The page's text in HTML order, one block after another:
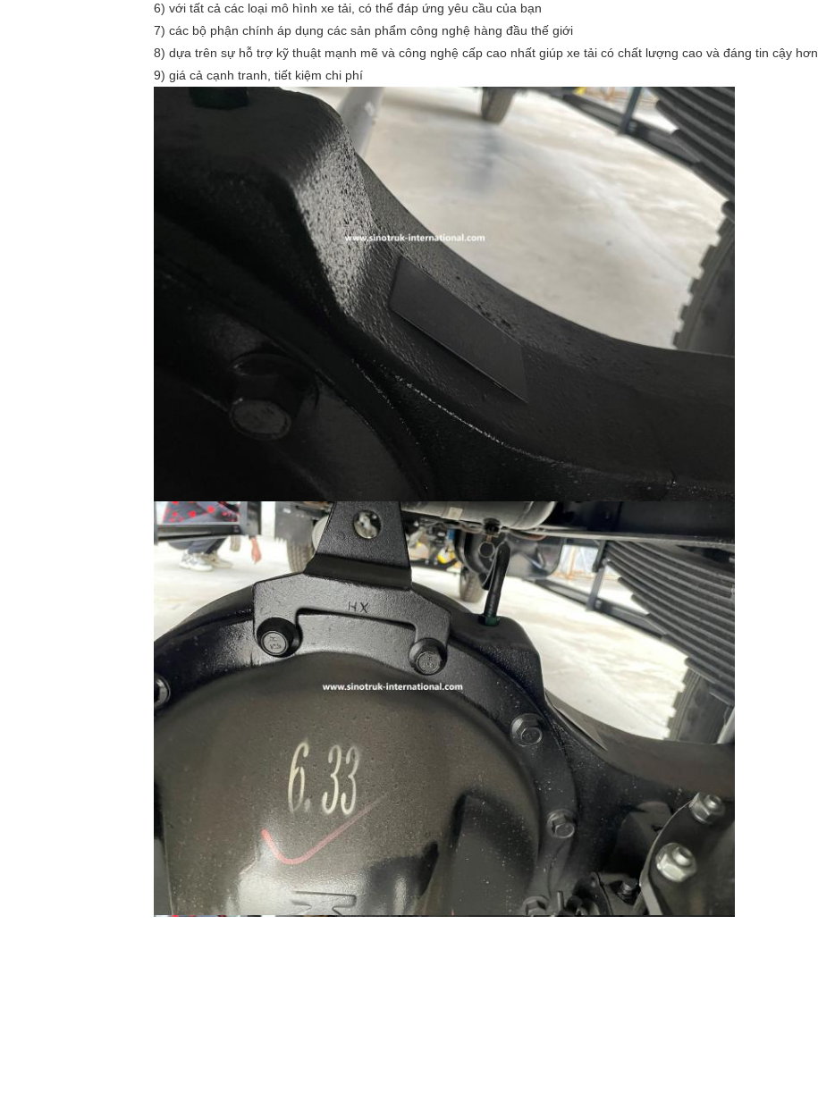
6) với tất cả các loại mô hình xe tải, có thể đáp ứng yêu cầu của bạn
7) các bộ phận chính áp dụng các sản phẩm công nghệ hàng đầu thế giới
8) dựa trên sự hỗ trợ kỹ thuật mạnh mẽ và công nghệ cấp cao nhất giúp xe tải có chất lượng cao và đáng tin cậy hơn
9) giá cả cạnh tranh, tiết kiệm chi phí